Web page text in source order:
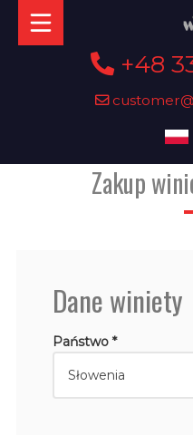
+48
Zakup
Dane winiety
Państwo *